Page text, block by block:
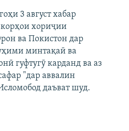
3 август хабар
хориҷии
ва Покистон дар
минтақаӣ ва
гуфтугӯ карданд ва аз
"дар аввалин
даъват шуд.